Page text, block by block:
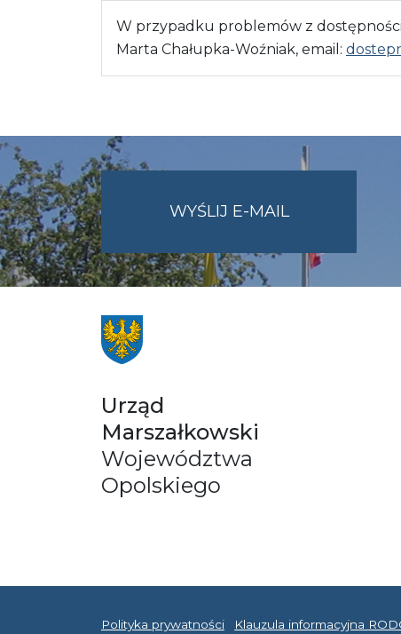
W przypadku problemów z
Marta Chałupka-Woźniak, email:
WYŚLIJ E-MAILNA
Urząd
Marszałkowski
Województwa
Opolskiego
Polityka prywatności Klauzula informacyjna